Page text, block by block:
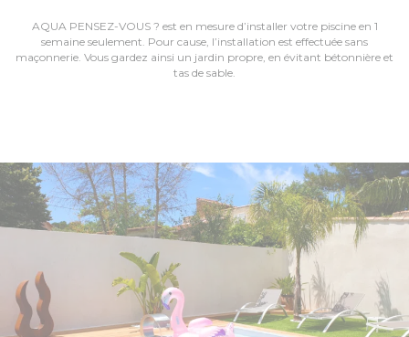
AQUA PENSEZ-VOUS ? est en mesure d’installer votre piscine en 1
semaine seulement. Pour cause, l’installation est effectuée sans
maçonnerie. Vous gardez ainsi un jardin propre, en évitant bétonnière et
tas de sable.